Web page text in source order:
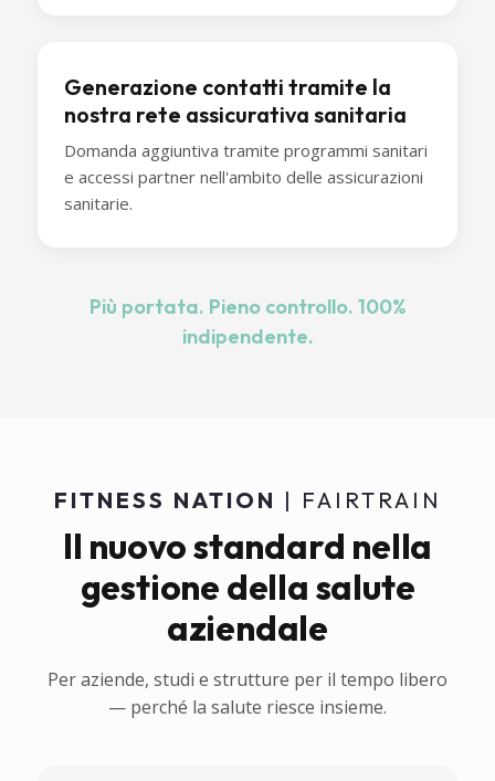
Generazione contatti tramite la
nostra rete assicurativa sanitaria
Domanda aggiuntiva tramite programmi sanitari
e accessi partner nell'ambito delle assicurazioni
sanitarie.
Più portata. Pieno controllo. 100%
indipendente.
FITNESS NATION | FAIRTRAIN
Il nuovo standard nella
gestione della salute
aziendale
Per aziende, studi e strutture per il tempo libero
— perché la salute riesce insieme.